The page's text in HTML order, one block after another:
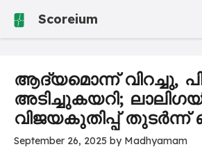
Scoreium
ആദ്യമൊന്ന് വിറച്ചു,
അടിച്ചുകയറി;
വിജയകുതിപ്പ് തുടർന്ന്
September 26, 2025 by Madhyamam